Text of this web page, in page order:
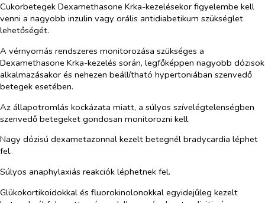
Cukorbetegek Dexamethasone Krka-kezelésekor figyelembe kell
venni a nagyobb inzulin vagy orális antidiabetikum szükséglet
lehetőségét.
A vérnyomás rendszeres monitorozása szükséges a
Dexamethasone Krka-kezelés során, legfőképpen nagyobb dózisok
alkalmazásakor és nehezen beállítható hypertoniában szenvedő
betegek esetében.
Az állapotromlás kockázata miatt, a súlyos szívelégtelenségben
szenvedő betegeket gondosan monitorozni kell.
Nagy dózisú dexametazonnal kezelt betegnél bradycardia léphet
fel.
Súlyos anaphylaxiás reakciók léphetnek fel.
Glükokortikoidokkal és fluorokinolonokkal egyidejűleg kezelt